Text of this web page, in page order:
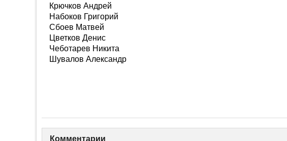
Крючков Андрей
Набоков Григорий
Сбоев Матвей
Цветков Денис
Чеботарев Никита
Шувалов Александр
Комментарии